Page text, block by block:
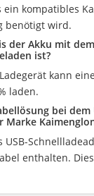
kompatibles
benötigt wird.
der Akku mit
ist?
kann
laden.
bei dem
USB-
enthalten.